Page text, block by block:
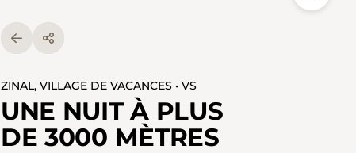
ZINAL, VILLAGE DE VACANCES • VS
UNE NUIT À PLUS
DE 3000 MÈTRES